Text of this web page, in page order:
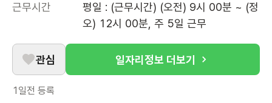
근무시간
평일 : (근무시간) (오전) 9시 00분 ~ (정
오) 12시 00분, 주 5일 근무
관심 일자리정보 더보기
1일전 등록